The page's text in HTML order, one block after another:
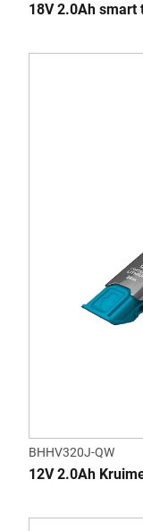
18V 2.0Ah
BHHV320J-QW
12V 2.0Ah